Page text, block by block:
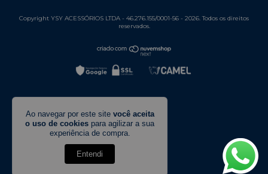
Ao navegar por este site você aceita
o uso de cookies para agilizar a sua
experiência de compra.
Entendi
Copyright YSY ACESSÓRIOS LTDA - 46.276.155/0001-56 - 2026. Todos os direitos
reservados.